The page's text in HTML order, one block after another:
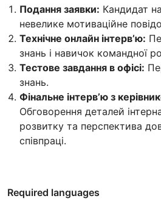
Подання заявки: Кандидат
невелике мотиваційне
Технічне онлайн інтерв’ю:
знань і навичок командної
Тестове завдання в офісі:
знань.
Фінальне інтерв’ю з
Обговорення деталей
розвитку та перспектива
співпраці.
Required languages